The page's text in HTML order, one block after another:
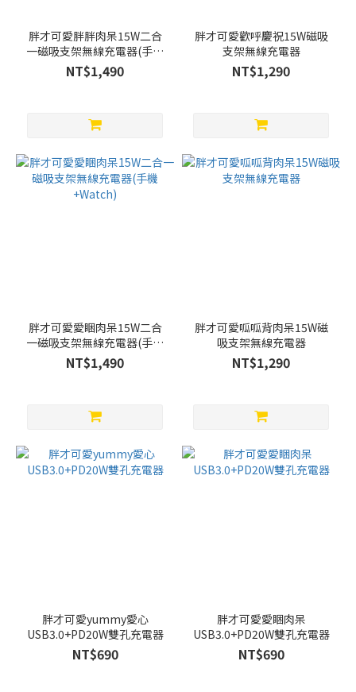
胖才可愛胖胖肉呆15W二合
一磁吸支架無線充電器(手機
+Watch)
NT$1,490
胖才可愛歡呼慶祝15W磁吸
支架無線充電器
NT$1,290
胖才可愛愛睏肉呆15W二合
一磁吸支架無線充電器(手機
+Watch)
NT$1,490
胖才可愛呱呱背肉呆15W磁
吸支架無線充電器
NT$1,290
胖才可愛yummy愛心
USB3.0+PD20W雙孔充電器
NT$690
胖才可愛愛睏肉呆
USB3.0+PD20W雙孔充電器
NT$690